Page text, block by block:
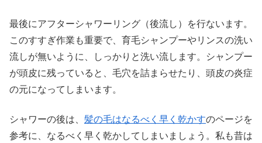
最後にアフターシャワーリング（後流し）を行ないます。
このすすぎ作業も重要で、育毛シャンプーやリンスの洗い
流しが無いように、しっかりと洗い流します。シャンプー
が頭皮に残っていると、毛穴を詰まらせたり、頭皮の炎症
の元になってしまいます。
シャワーの後は、 髪の毛はなるべく早く乾かすのページを
参考に、なるべく早く乾かしてしまいましょう。私も昔は